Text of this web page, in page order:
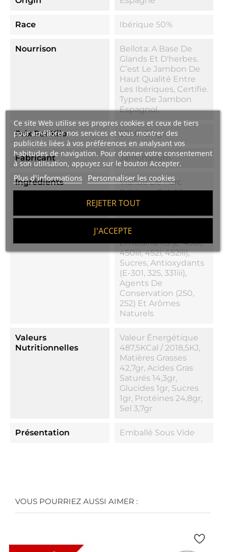
Ce site Web utilise ses propres cookies et ceux de tiers
pour améliorer nos services et vous montrer des
publicités liées à vos préférences en analysant vos
habitudes de navigation. Pour donner votre consentement
à son utilisation, appuyez sur le bouton Accepter.
Plus d'informations Personnaliser les cookies
REJETER TOUT
J'ACCEPTE
Race Ibérique 50%
Nourrison
Bellota: A Base De
Glands Et D'herbes.
C’est Le Jambon De
Haut Qualité Entre
Les Ibériques, Certifie.
Types De Jambon
Espagnol.
Prix Par Kilo 27.90 €/kg
Fabricant Jamonarium
Ingrédients
Viande De Porc
Ibérique, Sel, Ail,
Origan, Noix
Protéines De Viande,
Émulsifiants (E-450i,
450iii, 452i, 452iii),
Sucres, Antioxydants
(E-301, 325, 331iii),
Agents De
Conservation (250,
252) Et Arômes
Naturels
Valeurs
Nutritionnelles
Valeur Énergétique
487,5KCal / 2018,5KJ,
Matières Grasses
42,7gr, Acides Gras
Saturés 14,3gr,
Glucides 1gr, Sucres
1gr, Protéines 24,8gr,
Sel 3,7gr
Présentation Emballé Sous Vide
VOUS POURRIEZ AUSSI AIMER :